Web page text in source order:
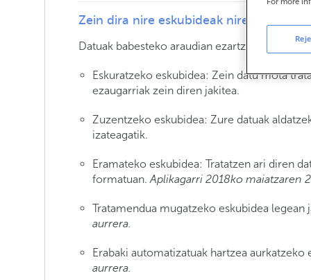
Zein dira nire eskubideak nire datu
Datuak babesteko araudian ezartzen direnak:
Eskuratzeko eskubidea: Zein datu mota
ezaugarriak zein diren jakitea.
Zuzentzeko eskubidea: Zure datuak
izateagatik.
Eramateko eskubidea: Tratatzen ari diren
formatuan.Aplikagarri 2018ko maiatzaren
Tratamendua mugatzeko eskubidea legean
aurrera.
Erabaki automatizatuak hartzea aurkatzeko
aurrera.